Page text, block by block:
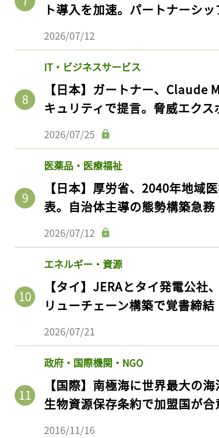
ト導入を加速。パートナーシ
2026/07/12
IT・ビジネスサービス
【日本】ガートナー、Claude
キュリティで提言。脅威エク
2026/07/25
医薬品・医療福祉
【日本】厚労省、2040年地域
表。自治体主導の態勢構築急務
2026/07/12
エネルギー・資源
【タイ】JERAとタイ発電公社
リューチェーン構築で覚書締結
2026/07/21
政府・国際機関・NGO
【国際】南極海に世界最大の
生物資源保存条約で加盟国が合
2016/11/16